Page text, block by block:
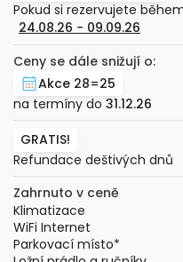
Pokud si rezervujete
24.08.26 − 09.09.26
Ceny se dále snižují o:
Akce 28=25
na termíny do 31.12.26
GRATIS!
Refundace deštivých dnů
Zahrnuto v ceně
Klimatizace
WiFi Internet
Parkovací místo*